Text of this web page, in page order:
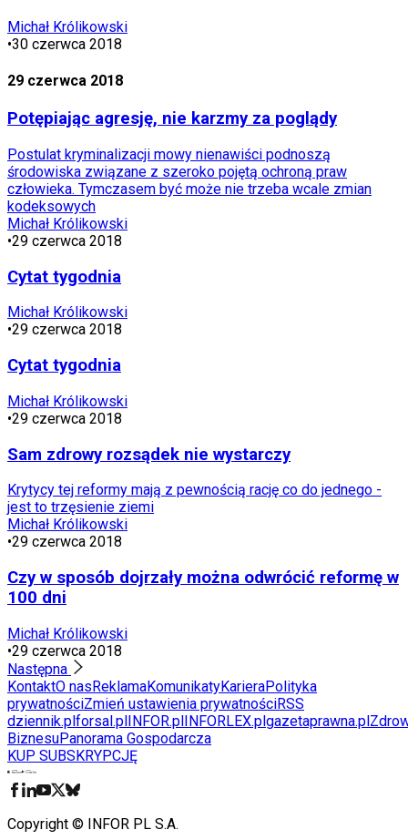
Michał Królikowski
•30 czerwca 2018
29 czerwca 2018
Potępiając agresję, nie karzmy za poglądy
Postulat kryminalizacji mowy nienawiści podnoszą
środowiska związane z szeroko pojętą ochroną praw
człowieka. Tymczasem być może nie trzeba wcale zmian
kodeksowych
Michał Królikowski
•29 czerwca 2018
Cytat tygodnia
Michał Królikowski
•29 czerwca 2018
Cytat tygodnia
Michał Królikowski
•29 czerwca 2018
Sam zdrowy rozsądek nie wystarczy
Krytycy tej reformy mają z pewnością rację co do jednego -
jest to trzęsienie ziemi
Michał Królikowski
•29 czerwca 2018
Czy w sposób dojrzały można odwrócić reformę w
100 dni
Michał Królikowski
•29 czerwca 2018
Następna
KontaktO nasReklamaKomunikatyKarieraPolityka
prywatnościZmień ustawienia prywatnościRSS
dziennik.plforsal.plINFOR.plINFORLEX.plgazetaprawna.pl
BiznesuPanorama Gospodarcza
KUP SUBSKRYPCJĘ
Copyright © INFOR PL S.A.